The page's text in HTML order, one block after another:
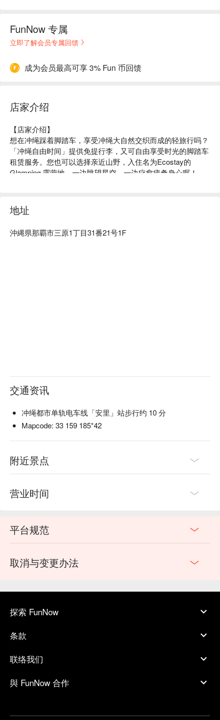
FunNow 专属
立即了解会员专属回馈
成为会员最高可享 3% Fun 币回馈
店家介绍
【店家介绍】
想在冲绳踩着脚踏车，享受冲绳大自然交织而成的轻旅行吗？
「冲绳自由时间」提供免提行李，又可自由享受时光的脚踏车
租赁服务。您也可以选择亲近山野，入住名为Ecostay的
Glamping 露营地，一边眺望星空，一边疗愈疲惫身心喔！
本店提供碳纤车架的公路车、平把公路车、登山车、FAT（宽
胎车）、电动辅助自行车等车种！有「Cross Bike 代名词」之
车，相当适合在冲绳街道骑行。
地址
沖縄県那覇市三原1丁目31番21号1F
交通资讯
冲绳都市单轨电车线「安里」站步行约 10 分
Mapcode: 33 159 185*42
附近景点
营业时间
平台规范
取消与变更办法
探索 FunNow
条款
联络我们
與 FunNow 合作